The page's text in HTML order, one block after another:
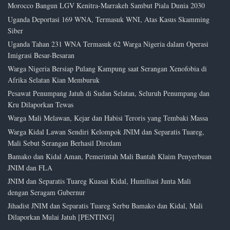
Morocco Bangun LGV Kenitra-Marrakeh Sambut Piala Dunia 2030
Uganda Deportasi 169 WNA, Termasuk WNI, Atas Kasus Skamming
Siber
Uganda Tahan 231 WNA Termasuk 62 Warga Nigeria dalam Operasi
Imigrasi Besar-Besaran
Warga Nigeria Bersiap Pulang Kampung saat Serangan Xenofobia di
Afrika Selatan Kian Memburuk
Pesawat Penumpang Jatuh di Sudan Selatan, Seluruh Penumpang dan
Kru Dilaporkan Tewas
Warga Mali Melawan, Kejar dan Habisi Teroris yang Tembaki Massa
Warga Kidal Lawan Sendiri Kelompok JNIM dan Separatis Tuareg,
Mali Sebut Serangan Berhasil Diredam
Bamako dan Kidal Aman, Pemerintah Mali Bantah Klaim Penyerbuan
JNIM dan FLA
JNIM dan Separatis Tuareg Kuasai Kidal, Humiliasi Junta Mali
dengan Seragam Gubernur
Jihadist JNIM dan Separatis Tuareg Serbu Bamako dan Kidal, Mali
Dilaporkan Mulai Jatuh [PENTING]